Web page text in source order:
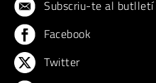
Subscriu-te al butlletí
Facebook
Twitter